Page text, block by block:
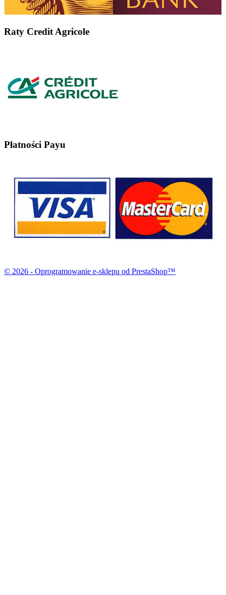
Raty Credit Agricole
Płatności Payu
© 2026 - Oprogramowanie e-sklepu od PrestaShop™